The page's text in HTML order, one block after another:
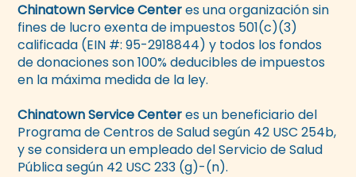
Chinatown Service Centeres una organización sin
fines de lucro exenta de impuestos 501(c)(3)
calificada (EIN #: 95-2918844) y todos los fondos
de donaciones son 100% deducibles de impuestos
en la máxima medida de la ley.
Chinatown Service Centeres un beneficiario del
Programa de Centros de Salud según 42 USC 254b,
y se considera un empleado del Servicio de Salud
Pública según 42 USC 233 (g)-(n).